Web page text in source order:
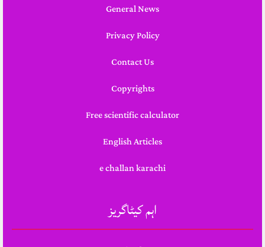
General News
Privacy Policy
Contact Us
Copyrights
Free scientific calculator
English Articles
e challan karachi
اہم کیٹاگریز